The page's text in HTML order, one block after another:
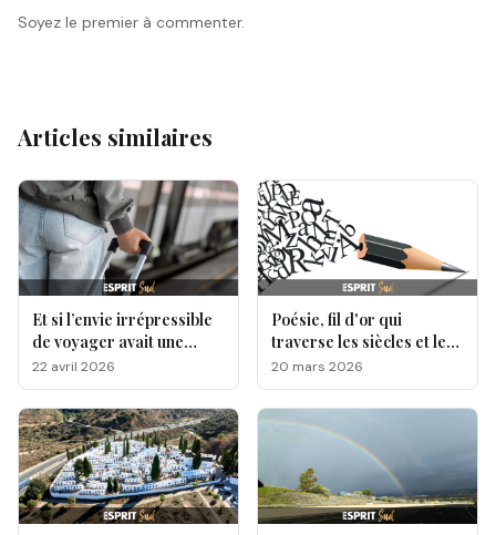
Soyez le premier à commenter.
Articles similaires
Et si l’envie irrépressible
de voyager avait une
origine génétique ?
22 avril 2026
Poésie, fil d'or qui
traverse les siècles et les
cultures
20 mars 2026